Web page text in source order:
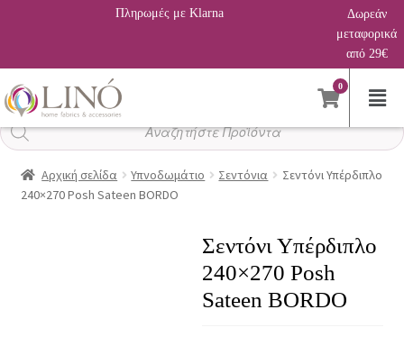
Πληρωμές με Klarna
Δωρεάν
μεταφορικά
από 29€
0
Αναζήτηση
προϊόντων
Αρχική σελίδα Υπνοδωμάτιο Σεντόνια
Σεντόνι Υπέρδιπλο
240×270 Posh Sateen BORDO
Σεντόνι Υπέρδιπλο
240×270 Posh
Sateen BORDO